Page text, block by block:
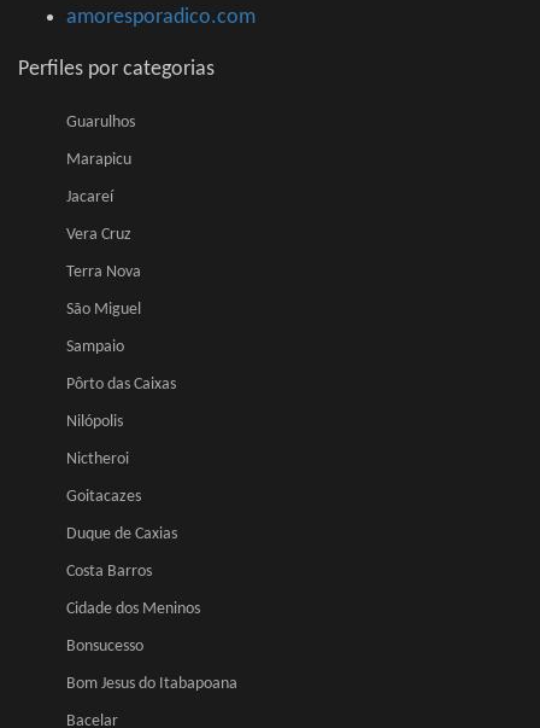
amoresporadico.com
Perfiles por categorias
Guarulhos
Marapicu
Jacareí
Vera Cruz
Terra Nova
São Miguel
Sampaio
Pôrto das Caixas
Nilópolis
Nictheroi
Goitacazes
Duque de Caxias
Costa Barros
Cidade dos Meninos
Bonsucesso
Bom Jesus do Itabapoana
Bacelar